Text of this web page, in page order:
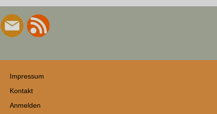
Impressum
Kontakt
Anmelden